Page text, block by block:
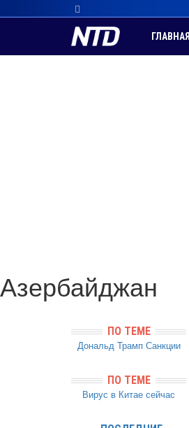
ГЛАВНАЯ
Азербайджан
ПО ТЕМЕ
Дональд Трамп Санкции
ПО ТЕМЕ
Вирус в Китае сейчас